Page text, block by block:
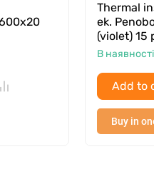
Thermal
ek.
(violet) 15
В наявності
Add to
Buy in